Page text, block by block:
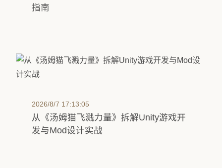
指南
2026/8/7 17:13:05
从《汤姆猫飞溅力量》拆解Unity游戏开
发与Mod设计实战